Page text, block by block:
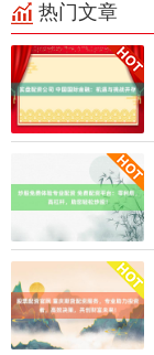
热门文章